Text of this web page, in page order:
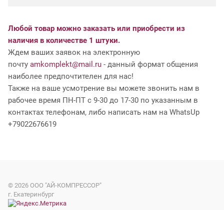
Любой товар можно заказать или приобрести из
наличия в количестве 1 штуки.
Ждем ваших заявок на электронную
почту amkomplekt@mail.ru - данный формат общения
наиболее предпочтителен для нас!
Также на ваше усмотрение вы можете звонить нам в
рабочее время ПН-ПТ с 9-30 до 17-30 по указанным в
контактах телефонам, либо написать нам на WhatsUp
+79022676619
© 2026 ООО "АЙ-КОМПРЕССОР"
г. Екатеринбург